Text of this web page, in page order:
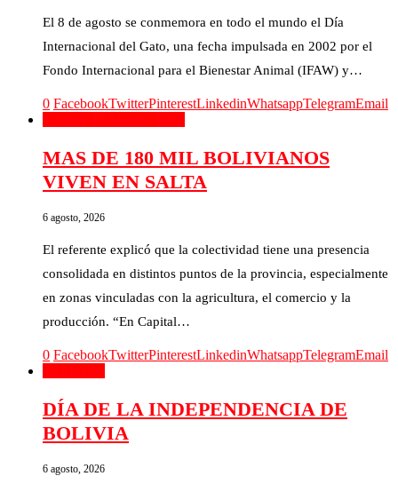
El 8 de agosto se conmemora en todo el mundo el Día
Internacional del Gato, una fecha impulsada en 2002 por el
Fondo Internacional para el Bienestar Animal (IFAW) y…
0 FacebookTwitterPinterestLinkedinWhatsappTelegramEmail
MAS DE 180 MIL BOLIVIANOS
VIVEN EN SALTA
6 agosto, 2026
El referente explicó que la colectividad tiene una presencia
consolidada en distintos puntos de la provincia, especialmente
en zonas vinculadas con la agricultura, el comercio y la
producción. “En Capital…
0 FacebookTwitterPinterestLinkedinWhatsappTelegramEmail
DÍA DE LA INDEPENDENCIA DE
BOLIVIA
6 agosto, 2026